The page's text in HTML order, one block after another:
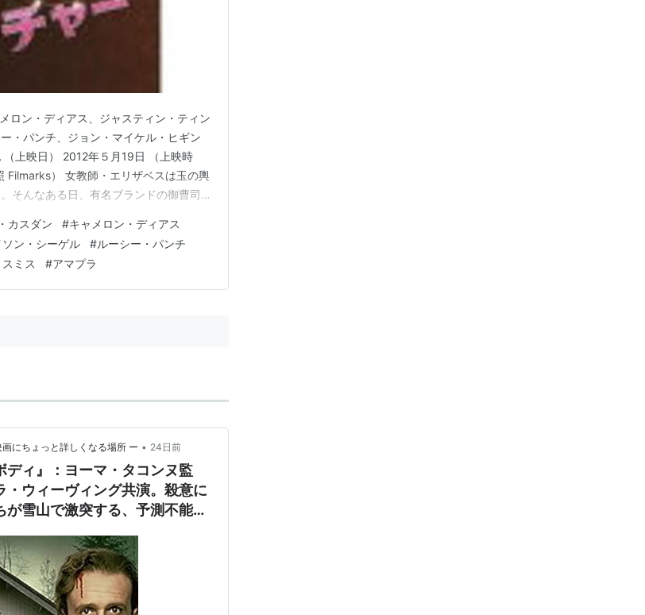
ロン・ディアス、ジャスティン・ティン
・パンチ、ジョン・マイケル・ヒギン
上映日） 2012年５月19日 （上映時
） 女教師・エリザベスは玉の輿
そんなある日、有名ブランドの御曹司・
始めるが…。 youtu.be 久しぶりに観る
カスダン #キャメロン・ディアス
ソン・シーゲル #ルーシー・パンチ
ミス #アマプラ
にちょっと詳しくなる場所 ー • 24日前
ディ』：ヨーマ・タコンヌ監
ウィーヴィング共演。殺意に
雪山で激突する、予測不能の